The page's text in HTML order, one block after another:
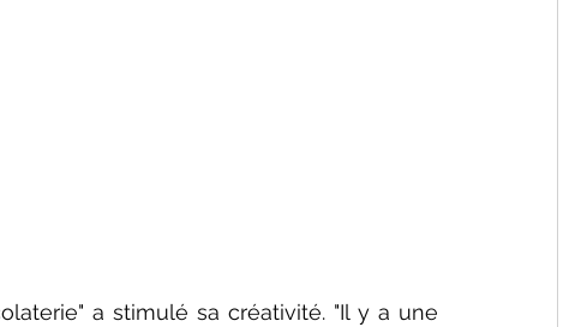
a stimulé sa créativité. "Il y a une